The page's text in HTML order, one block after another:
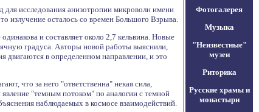
исследования анизотропии микроволн имени
излучение осталось со времен Большого Взрыва.
и составляет около 2,7 кельвина. Новые
градуса. Авторы новой работы выяснили,
двигаются в определенном направлении, и это
что за него "ответственна" некая сила,
"темным потоком" по аналогии с темной
наблюдаемых в космосе взаимодействий.
Фотогалерея
Музыка
"Неизвестные"
музеи
Риторика
Русские храмы и
монастыри